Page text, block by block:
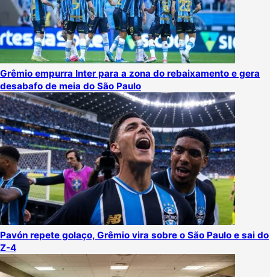
Grêmio empurra Inter para a zona do rebaixamento e gera
desabafo de meia do São Paulo
Pavón repete golaço, Grêmio vira sobre o São Paulo e sai do
Z-4